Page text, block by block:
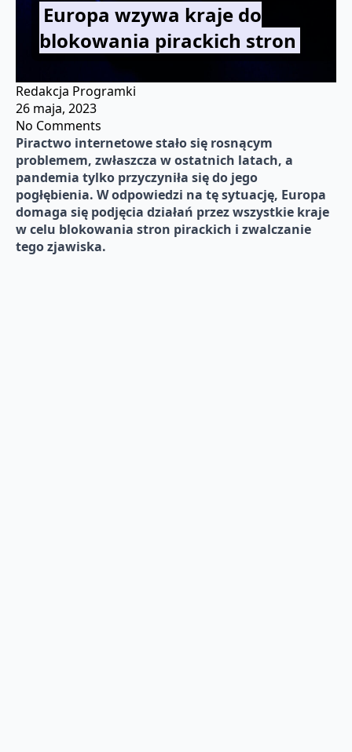
Europa wzywa kraje do
blokowania pirackich stron
Redakcja Programki
26 maja, 2023
No Comments
Piractwo internetowe stało się rosnącym
problemem, zwłaszcza w ostatnich latach, a
pandemia tylko przyczyniła się do jego
pogłębienia. W odpowiedzi na tę sytuację, Europa
domaga się podjęcia działań przez wszystkie kraje
w celu blokowania stron pirackich i zwalczanie
tego zjawiska.